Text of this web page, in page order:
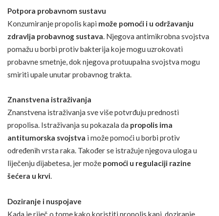
Potpora probavnom sustavu
Konzumiranje propolis kapi može pomoći i u održavanju
zdravlja probavnog sustava . Njegova antimikrobna svojstva
pomažu u borbi protiv bakterija koje mogu uzrokovati
probavne smetnje, dok njegova protuupalna svojstva mogu
smiriti upale unutar probavnog trakta.
Znanstvena istraživanja
Znanstvena istraživanja sve više potvrđuju prednosti
propolisa. Istraživanja su pokazala da propolis ima
antitumorska svojstva i može pomoći u borbi protiv
određenih vrsta raka. Također se istražuje njegova uloga u
liječenju dijabetesa, jer može pomoći u regulaciji razine
šećera u krvi.
Doziranje i nuspojave
Kada je riječ o tome kako koristiti propolis kapi, doziranje